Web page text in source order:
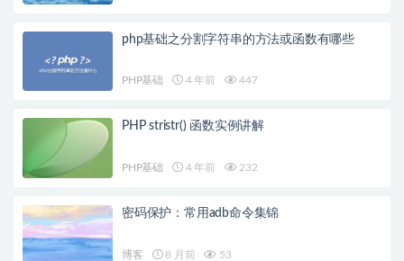
php基础之分割字符串的方法或函数有哪些
PHP基础 4 年前 447
PHP stristr() 函数实例讲解
PHP基础 4 年前 232
密码保护：常用adb命令集锦
博客 8 月前 53